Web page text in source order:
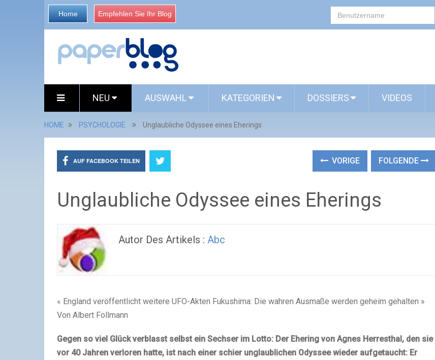
Home Empfehlen Sie Ihr Blog
NEU AUSWAHL KATEGORIEN DOSSIERS VIDEOS
HOME PSYCHOLOGIE Unglaubliche Odyssee eines Eherings
AUF FACEBOOK TEILEN VORIGE FOLGENDE
Unglaubliche Odyssee eines Eherings
Autor Des Artikels : Abc
« England veröffentlicht weitere UFO-Akten Fukushima: Die wahren Ausmaße werden geheim gehalten »
Von Albert Follmann
Gegen so viel Glück verblasst selbst ein Sechser im Lotto: Der Ehering von Agnes Herresthal, den sie
vor 40 Jahren verloren hatte, ist nach einer schier unglaublichen Odyssee wieder aufgetaucht: Er